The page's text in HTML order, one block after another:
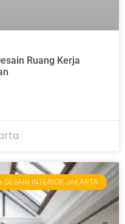
Ruang Kerja
DESAIN INTERIOR JAKARTA